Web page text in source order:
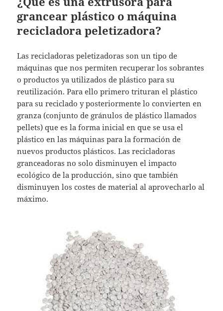
grancear plástico o máquina
recicladora peletizadora?
Las recicladoras peletizadoras son un tipo de
máquinas que nos permiten recuperar los sobrantes
o productos ya utilizados de plástico para su
reutilización. Para ello primero trituran el plástico
para su reciclado y posteriormente lo convierten en
granza (conjunto de gránulos de plástico llamados
pellets) que es la forma inicial en que se usa el
plástico en las máquinas para la formación de
nuevos productos plásticos. Las recicladoras
granceadoras no solo disminuyen el impacto
ecológico de la producción, sino que también
disminuyen los costes de material al aprovecharlo al
máximo.